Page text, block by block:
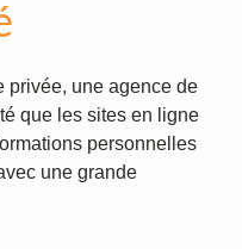
privée, une agence de
que les sites en ligne
personnelles
une grande